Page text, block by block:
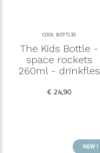
COOL BOTTLES
The Kids Bottle -
space rockets
260ml - drinkfles
€ 24,90
NEW !